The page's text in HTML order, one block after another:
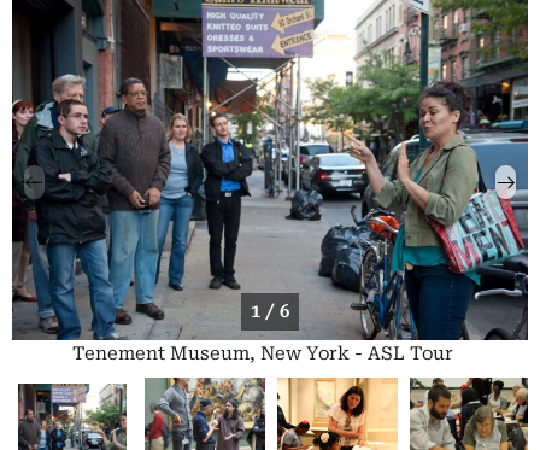
1 / 6
Tenement Museum, New York - ASL Tour